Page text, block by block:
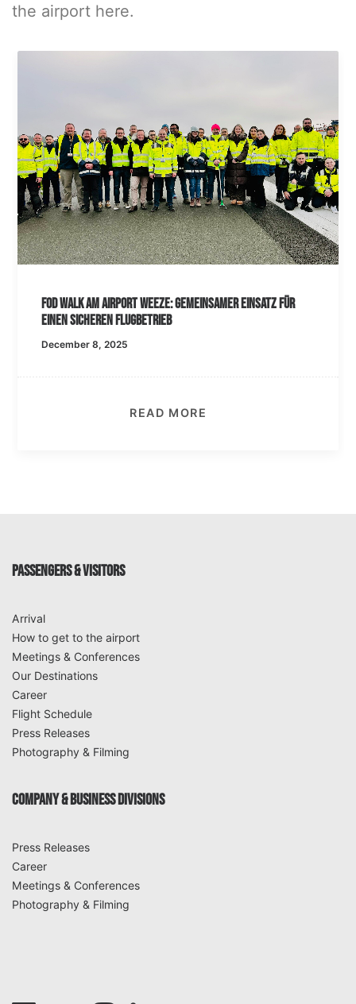
the airport here.
FOD Walk am Airport Weeze: Gemeinsamer Einsatz für
einen sicheren Flugbetrieb
December 8, 2025
READ MORE
PASSENGERS & VISITORS
Arrival
How to get to the airport
Meetings & Conferences
Our Destinations
Career
Flight Schedule
Press Releases
Photography & Filming
COMPANY & BUSINESS DIVISIONS
Press Releases
Career
Meetings & Conferences
Photography & Filming